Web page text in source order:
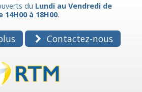
du Lundi au Vendredi de
14H00 à 18H00.
Contactez-nous